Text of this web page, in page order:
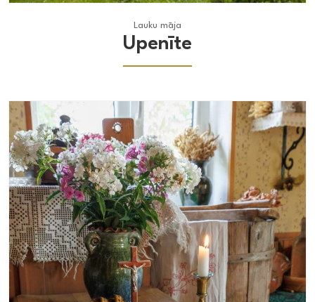
Lauku māja
Upenīte